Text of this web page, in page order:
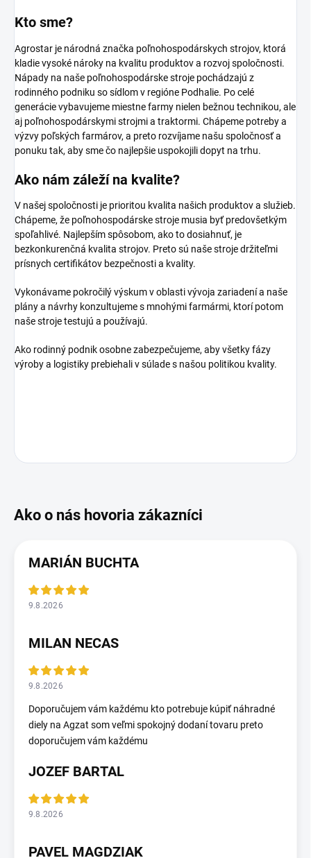
Kto sme?
Agrostar je národná značka poľnohospodárskych strojov, ktorá
kladie vysoké nároky na kvalitu produktov a rozvoj spoločnosti.
Nápady na naše poľnohospodárske stroje pochádzajú z
rodinného podniku so sídlom v regióne Podhalie. Po celé
generácie vybavujeme miestne farmy nielen bežnou technikou, ale
aj poľnohospodárskymi strojmi a traktormi. Chápeme potreby a
výzvy poľských farmárov, a preto rozvíjame našu spoločnosť a
ponuku tak, aby sme čo najlepšie uspokojili dopyt na trhu.
Ako nám záleží na kvalite?
V našej spoločnosti je prioritou kvalita našich produktov a služieb.
Chápeme, že poľnohospodárske stroje musia byť predovšetkým
spoľahlivé. Najlepším spôsobom, ako to dosiahnuť, je
bezkonkurenčná kvalita strojov. Preto sú naše stroje držiteľmi
prísnych certifikátov bezpečnosti a kvality.
Vykonávame pokročilý výskum v oblasti vývoja zariadení a naše
plány a návrhy konzultujeme s mnohými farmármi, ktorí potom
naše stroje testujú a používajú.
Ako rodinný podnik osobne zabezpečujeme, aby všetky fázy
výroby a logistiky prebiehali v súlade s našou politikou kvality.
MARIÁN BUCHTA
9.8.2026
MILAN NECAS
9.8.2026
Doporučujem vám každému kto potrebuje kúpiť náhradné
diely na Agzat som veľmi spokojný dodaní tovaru preto
doporučujem vám každému
JOZEF BARTAL
9.8.2026
PAVEL MAGDZIAK